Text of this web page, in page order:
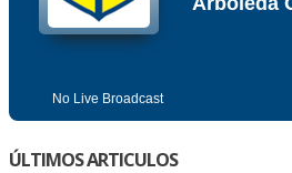
ÚLTIMOS ARTICULOS